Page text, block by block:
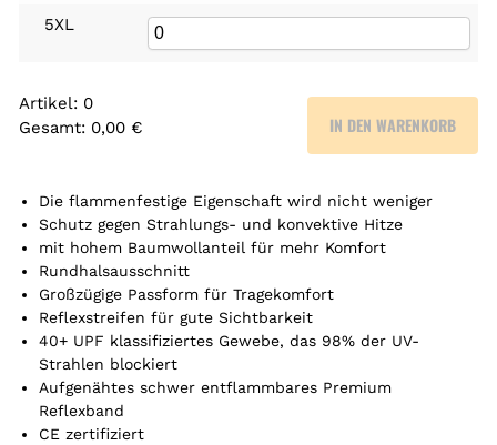
5XL
Artikel: 0
Gesamt: 0,00 €
r
t
i
k
e
l
.
o
IN DEN WARENKORB
Die flammenfestige Eigenschaft wird nicht weniger
Schutz gegen Strahlungs- und konvektive Hitze
mit hohem Baumwollanteil für mehr Komfort
Rundhalsausschnitt
Großzügige Passform für Tragekomfort
Reflexstreifen für gute Sichtbarkeit
40+ UPF klassifiziertes Gewebe, das 98% der UV-
Strahlen blockiert
Aufgenähtes schwer entflammbares Premium
Reflexband
CE zertifiziert